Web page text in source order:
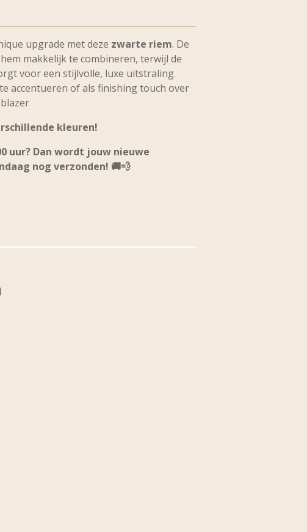
upgrade met deze zwarte riem. De
makkelijk te combineren, terwijl de
voor een stijlvolle, luxe uitstraling.
accentueren of als finishing touch over
kleuren!
uur? Dan wordt jouw nieuwe
nog verzonden! 🚚💨